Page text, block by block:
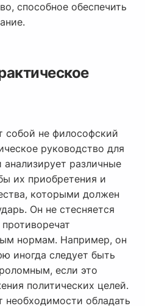
способное обеспечить
собой не философский
руководство для
различные
их приобретения и
которыми должен
Он не стесняется
нормам. Например, он
иногда следует быть
если это
политических целей.
обладать